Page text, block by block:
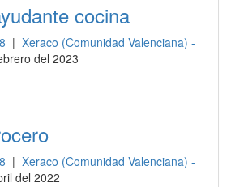
cocina
| Xeraco (Comunidad Valenciana) -
del 2023
| Xeraco (Comunidad Valenciana) -
del 2022